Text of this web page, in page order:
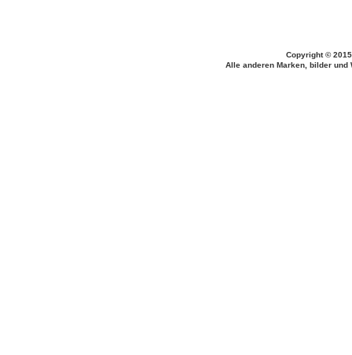
Copyright ©
Alle anderen Marken, bilder und